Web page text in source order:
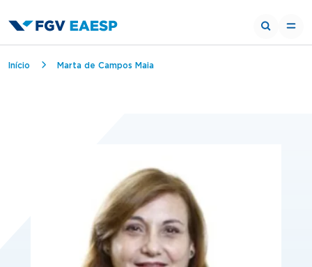
Trilha de navegação
Início Marta de Campos Maia